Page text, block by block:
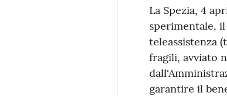
Contenuto
La Spezia, 4
sperimentale,
teleassistenza
fragili, avviato
garantire il